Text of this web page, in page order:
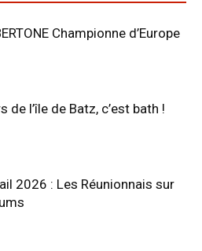
Championne d’Europe
de l’île de Batz, c’est bath !
2026 : Les Réunionnais sur